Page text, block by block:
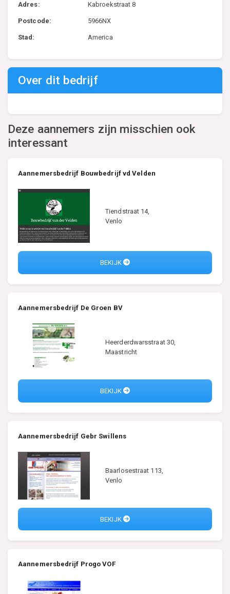
Adres: Kabroekstraat 8
Postcode: 5966NX
Stad: America
Over dit bedrijf
Deze aannemers zijn misschien ook
interessant
Aannemersbedrijf Bouwbedrijf vd Velden
Tiendstraat 14,
Venlo
BEKIJK
Aannemersbedrijf De Groen BV
Heerderdwarsstraat 30,
Maastricht
BEKIJK
Aannemersbedrijf Gebr Swillens
Baarlosestraat 113,
Venlo
BEKIJK
Aannemersbedrijf Progo VOF